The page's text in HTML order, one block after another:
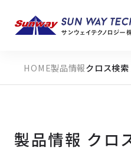
製品情報クロス検
製品情報 クロ